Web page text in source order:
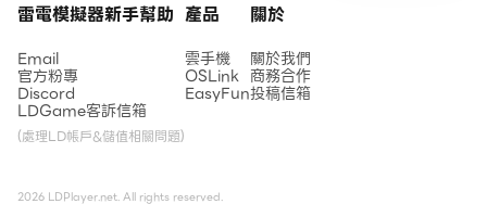
雷電模擬器新手幫助
Email
官方粉專
Discord
LDGame客訴信箱
(處理LD帳戶&儲值相關問題)
產品
雲手機
OSLink
EasyFun
關於
關於我們
商務合作
投稿信箱
2026 LDPlayer.net. All rights reserved.